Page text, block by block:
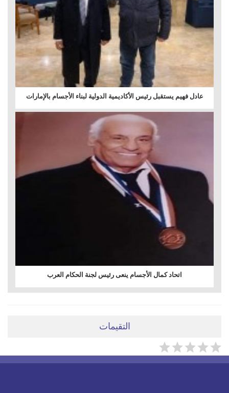
عادل فهيم يستقبل رئيس الأكاديمية الدولية لبناء الأجسام بالإمارات
اتحاد كمال الأجسام ينعى رئيس لجنة الحكام العرب
التقيمات